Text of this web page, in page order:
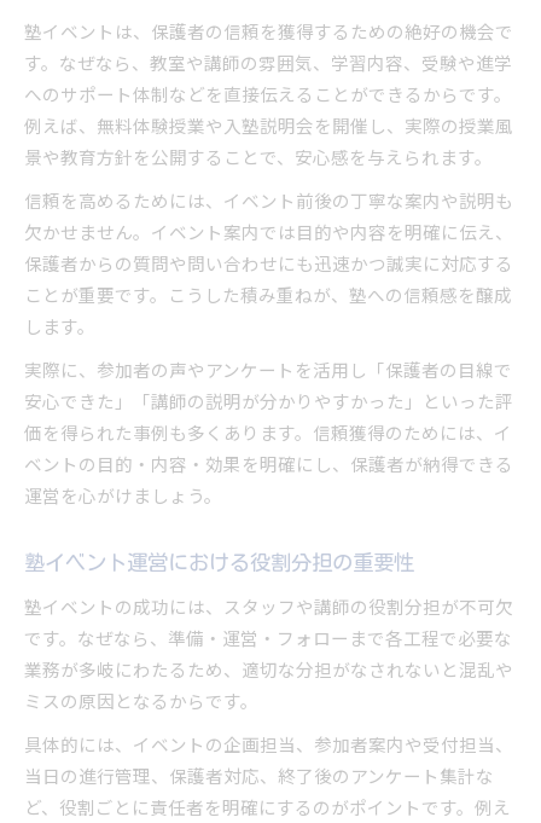
塾イベントは、保護者の信頼を獲得するための絶好の機会で
す。なぜなら、教室や講師の雰囲気、学習内容、受験や進学
へのサポート体制などを直接伝えることができるからです。
例えば、無料体験授業や入塾説明会を開催し、実際の授業風
景や教育方針を公開することで、安心感を与えられます。
信頼を高めるためには、イベント前後の丁寧な案内や説明も
欠かせません。イベント案内では目的や内容を明確に伝え、
保護者からの質問や問い合わせにも迅速かつ誠実に対応する
ことが重要です。こうした積み重ねが、塾への信頼感を醸成
します。
実際に、参加者の声やアンケートを活用し「保護者の目線で
安心できた」「講師の説明が分かりやすかった」といった評
価を得られた事例も多くあります。信頼獲得のためには、イ
ベントの目的・内容・効果を明確にし、保護者が納得できる
運営を心がけましょう。
塾イベント運営における役割分担の重要性
塾イベントの成功には、スタッフや講師の役割分担が不可欠
です。なぜなら、準備・運営・フォローまで各工程で必要な
業務が多岐にわたるため、適切な分担がなされないと混乱や
ミスの原因となるからです。
具体的には、イベントの企画担当、参加者案内や受付担当、
当日の進行管理、保護者対応、終了後のアンケート集計な
ど、役割ごとに責任者を明確にするのがポイントです。例え